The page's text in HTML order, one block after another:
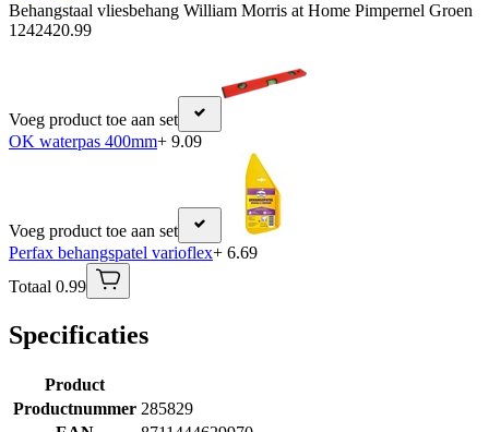
Behangstaal vliesbehang William Morris at Home Pimpernel Groen
1242420.99
Voeg product toe aan set
OK waterpas 400mm+ 9.09
Voeg product toe aan set
Perfax behangspatel varioflex+ 6.69
Totaal 0.99
Specificaties
Product
Productnummer 285829